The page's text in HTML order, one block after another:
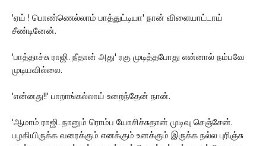
'ஏய் ! பொண்ணெல்லாம் பாத்துட்டியா' நான் விளையாட்டாய்
சீண்டினேன்.
'பாத்தாச்சு ராஜி. நீதான் அது' ரகு முடித்தபோது என்னால் நம்பவே
முடியவில்லை.
'என்னது!!' பாறாங்கல்லாய் உறைந்தேன் நான்.
'ஆமாம் ராஜி. நானும் ரொம்ப யோசிச்சுதான் முடிவு செஞ்சேன்.
பழகியிருக்க வரைக்கும் எனக்கும் உனக்கும் இருக்க நல்ல புரிஞ்சு